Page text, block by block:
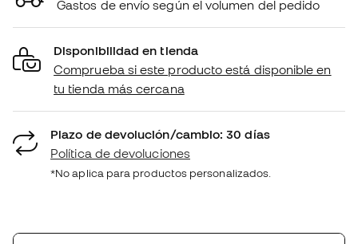
Gastos de envío según el volumen del pedido
Disponibilidad en tienda
Comprueba si este producto está disponible en
tu tienda más cercana
Plazo de devolución/cambio: 30 días
Política de devoluciones
*No aplica para productos personalizados.